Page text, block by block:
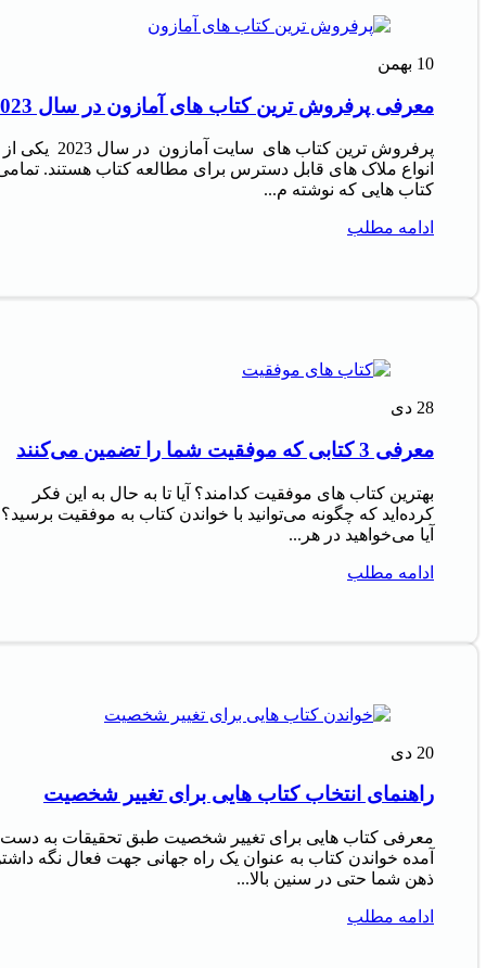
10 بهمن
معرفی پرفروش‌ ترین کتاب‌ های آمازون در سال 2023
پرفروش‌ ترین کتاب‌ های سایت آمازون در سال 2023 یکی از
انواع ملاک‌ های قابل دسترس برای مطالعه کتاب هستند.
کتاب‌ هایی که نوشته م...
ادامه مطلب
28 دی
معرفی 3 کتابی که موفقیت شما را تضمین می‌کنند
بهترین کتاب های موفقیت کدامند؟ آیا تا به حال به این فکر
کرده‌اید که چگونه می‌توانید با خواندن کتاب به موفقیت برسید؟
آیا می‌خواهید در هر...
ادامه مطلب
20 دی
راهنمای انتخاب کتاب هایی برای تغییر شخصیت
معرفی کتاب هایی برای تغییر شخصیت طبق تحقیقات به دست
آمده خواندن کتاب به عنوان یک راه جهانی جهت فعال نگه
ذهن شما حتی در سنین بالا...
ادامه مطلب